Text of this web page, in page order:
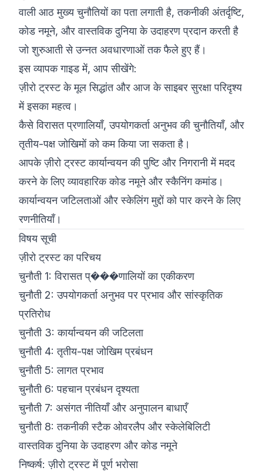
वाली आठ मुख्य चुनौतियों का पता लगाती है, तकनीकी अंतर्दृष्टि,
कोड नमूने, और वास्तविक दुनिया के उदाहरण प्रदान करती है
जो शुरुआती से उन्नत अवधारणाओं तक फैले हुए हैं।
इस व्यापक गाइड में, आप सीखेंगे:
ज़ीरो ट्रस्ट के मूल सिद्धांत और आज के साइबर सुरक्षा परिदृश्य
में इसका महत्व।
कैसे विरासत प्रणालियाँ, उपयोगकर्ता अनुभव की चुनौतियाँ, और
तृतीय-पक्ष जोखिमों को कम किया जा सकता है।
आपके ज़ीरो ट्रस्ट कार्यान्वयन की पुष्टि और निगरानी में मदद
करने के लिए व्यावहारिक कोड नमूने और स्कैनिंग कमांड।
कार्यान्वयन जटिलताओं और स्केलिंग मुद्दों को पार करने के लिए
रणनीतियाँ।
विषय सूची
ज़ीरो ट्रस्ट का परिचय
चुनौती 1: विरासत प्���णालियों का एकीकरण
चुनौती 2: उपयोगकर्ता अनुभव पर प्रभाव और सांस्कृतिक
प्रतिरोध
चुनौती 3: कार्यान्वयन की जटिलता
चुनौती 4: तृतीय-पक्ष जोखिम प्रबंधन
चुनौती 5: लागत प्रभाव
चुनौती 6: पहचान प्रबंधन दृश्यता
चुनौती 7: असंगत नीतियाँ और अनुपालन बाधाएँ
चुनौती 8: तकनीकी स्टैक ओवरलैप और स्केलेबिलिटी
वास्तविक दुनिया के उदाहरण और कोड नमूने
निष्कर्ष: ज़ीरो ट्रस्ट में पूर्ण भरोसा